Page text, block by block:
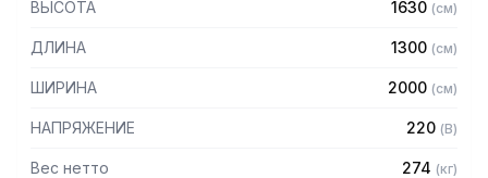
– Изменение направления движения во время рабочего
процесса выполняется посредством кнопок и педали
– Регулировка скорости ленты с помощью инвертора
– Регулировка толщины раскатываемого теста при
– Защитные крышки валков из нержавеющей стали с
– Быстрая система натяжения и открепления лент
ВЫСОТА 1630 (см)
ДЛИНА 1300 (см)
ШИРИНА 2000 (см)
НАПРЯЖЕНИЕ 220 (В)
Вес нетто 274 (кг)